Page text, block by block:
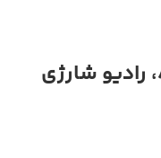
رادیو کلاسیک مدل 8075، رادیو شارژی